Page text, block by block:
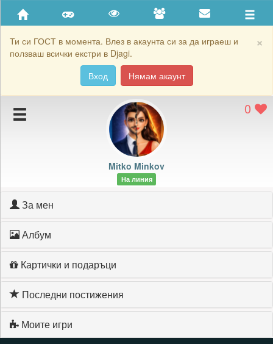
×
Ти си ГОСТ в момента. Влез в акаунта си за да играеш и
ползваш всички екстри в Djagi.
Вход
Нямам акаунт
Приятели
Хронология на игри
Подаръците на Mitko Minkov
Картичките на Mitko Minkov
Блокирай Mitko Minkov
0
Mitko Minkov
На линия
За мен
Албум
Картички и подаръци
Последни постижения
Моите игри